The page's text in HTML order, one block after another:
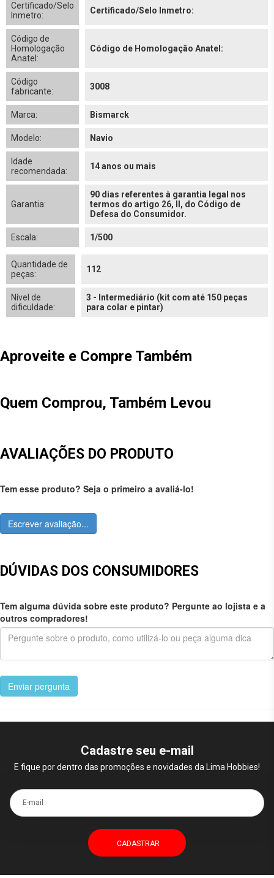
Certificado/Selo
Inmetro:
Certificado/Selo Inmetro:
Código de
Homologação
Anatel:
Código de Homologação Anatel:
Código
fabricante:
3008
Marca: Bismarck
Modelo: Navio
Idade
recomendada:
14 anos ou mais
Garantia:
90 dias referentes à garantia legal nos
termos do artigo 26, II, do Código de
Defesa do Consumidor.
Escala: 1/500
Quantidade de
peças:
112
Nível de
dificuldade:
3 - Intermediário (kit com até 150 peças
para colar e pintar)
Aproveite e Compre Também
Quem Comprou, Também Levou
AVALIAÇÕES DO PRODUTO
Tem esse produto? Seja o primeiro a avaliá-lo!
Escrever avaliação...
DÚVIDAS DOS CONSUMIDORES
Tem alguma dúvida sobre este produto? Pergunte ao lojista e a
outros compradores!
Enviar pergunta
Cadastre seu e-mail
E fique por dentro das promoções e novidades da Lima Hobbies!
E-mail